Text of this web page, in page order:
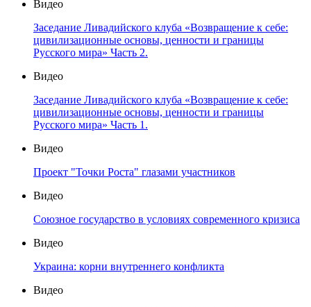
Видео
Заседание Ливадийского клуба «Возвращение к себе:
цивилизационные основы, ценности и границы
Русского мира» Часть 2.
Видео
Заседание Ливадийского клуба «Возвращение к себе:
цивилизационные основы, ценности и границы
Русского мира» Часть 1.
Видео
Проект "Точки Роста" глазами участников
Видео
Союзное государство в условиях современного кризиса
Видео
Украина: корни внутреннего конфликта
Видео